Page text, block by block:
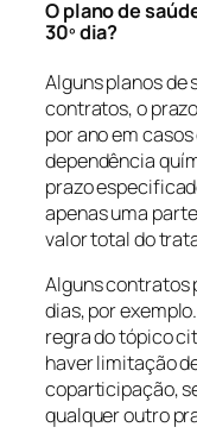
O plano de
30º dia?
Alguns planos de
contratos, o
por ano em
dependência
prazo
apenas uma
valor total do
Alguns contratos
dias, por
regra do tópico
haver limitação
coparticipação,
qualquer outro